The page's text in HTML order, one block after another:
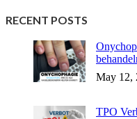
RECENT POSTS
May 12,
TPO